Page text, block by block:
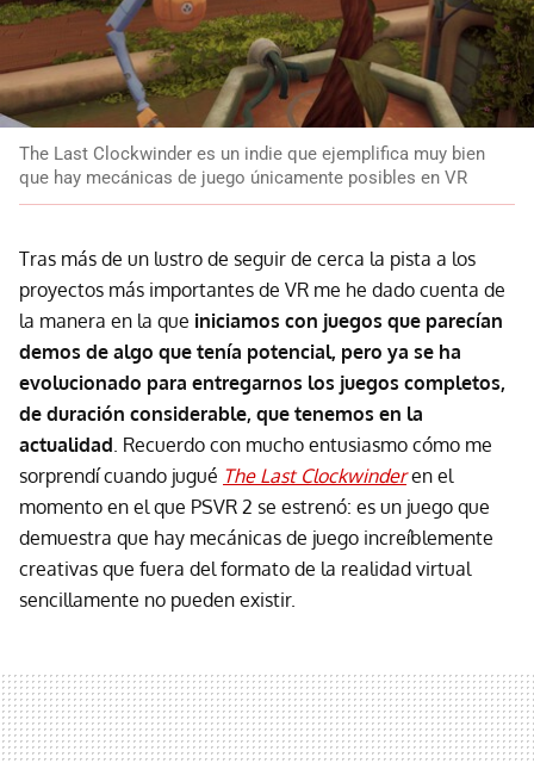
The Last Clockwinder es un indie que ejemplifica muy bien
que hay mecánicas de juego únicamente posibles en VR
Tras más de un lustro de seguir de cerca la pista a los
proyectos más importantes de VR me he dado cuenta de
la manera en la que iniciamos con juegos que parecían
demos de algo que tenía potencial, pero ya se ha
evolucionado para entregarnos los juegos completos,
de duración considerable, que tenemos en la
actualidad . Recuerdo con mucho entusiasmo cómo me
sorprendí cuando jugué The Last Clockwinderen el
momento en el que PSVR 2 se estrenó: es un juego que
demuestra que hay mecánicas de juego increíblemente
creativas que fuera del formato de la realidad virtual
sencillamente no pueden existir.